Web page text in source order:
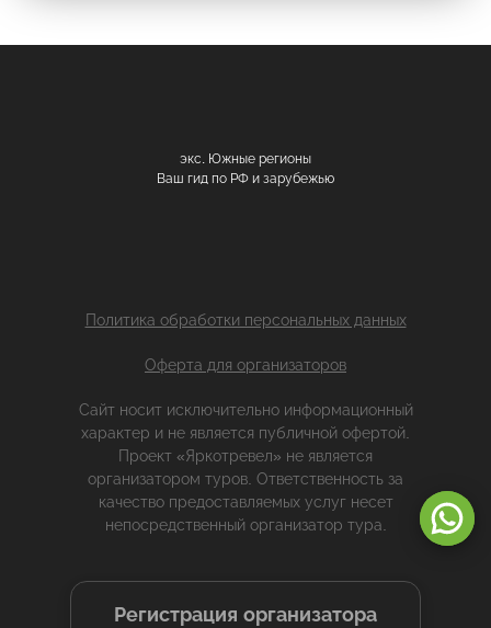
экс. Южные регионы
Ваш гид по РФ и зарубежью
Политика обработки персональных данных
Оферта для организаторов
Сайт носит исключительно информационный
характер и не является публичной офертой.
Проект «Яркотревел» не является
организатором туров. Ответственность за
качество предоставляемых услуг несет
непосредственный организатор тура.
Регистрация организатора
Оставаясь на сайте, вы даетесогласие на обработку cookie и
персональных данных.